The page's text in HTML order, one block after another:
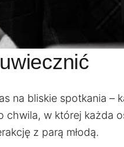
na bliskie spotkania
chwila, w której każda
z parą młodą.